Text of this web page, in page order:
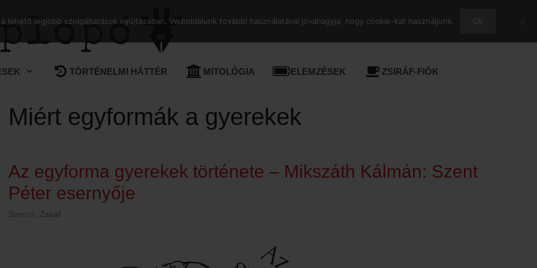
TÖRTÉNELMI HÁTTÉR MITOLÓGIA ELEMZÉSEK ZSIRÁF-FIÓK
Miért egyformák a gyerekek
Az egyforma gyerekek története – Mikszáth Kálmán: Szent
Péter esernyője
Szerző: Zsiráf
legjobb szolgáltatások nyújtásában. Weboldalunk további használatával jóváhagyja, hogy cookie-kat használjunk. Ok